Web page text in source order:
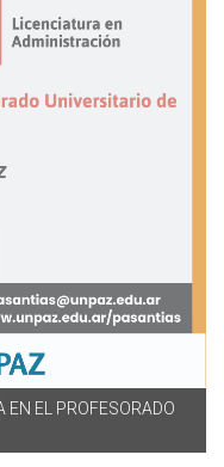
EN EL PROFESORADO